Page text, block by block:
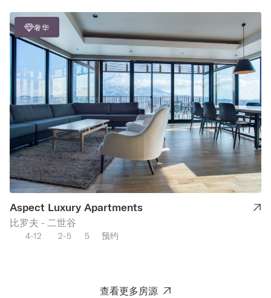
奢华
Aspect Luxury Apartments
比罗夫 - 二世谷
4-12 2-5 5 预约
查看更多房源